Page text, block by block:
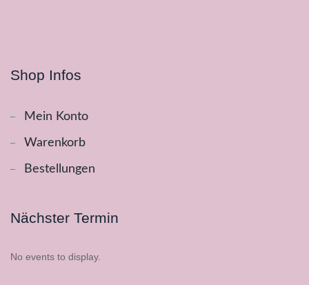
Shop Infos
Mein Konto
Warenkorb
Bestellungen
Nächster Termin
No events to display.